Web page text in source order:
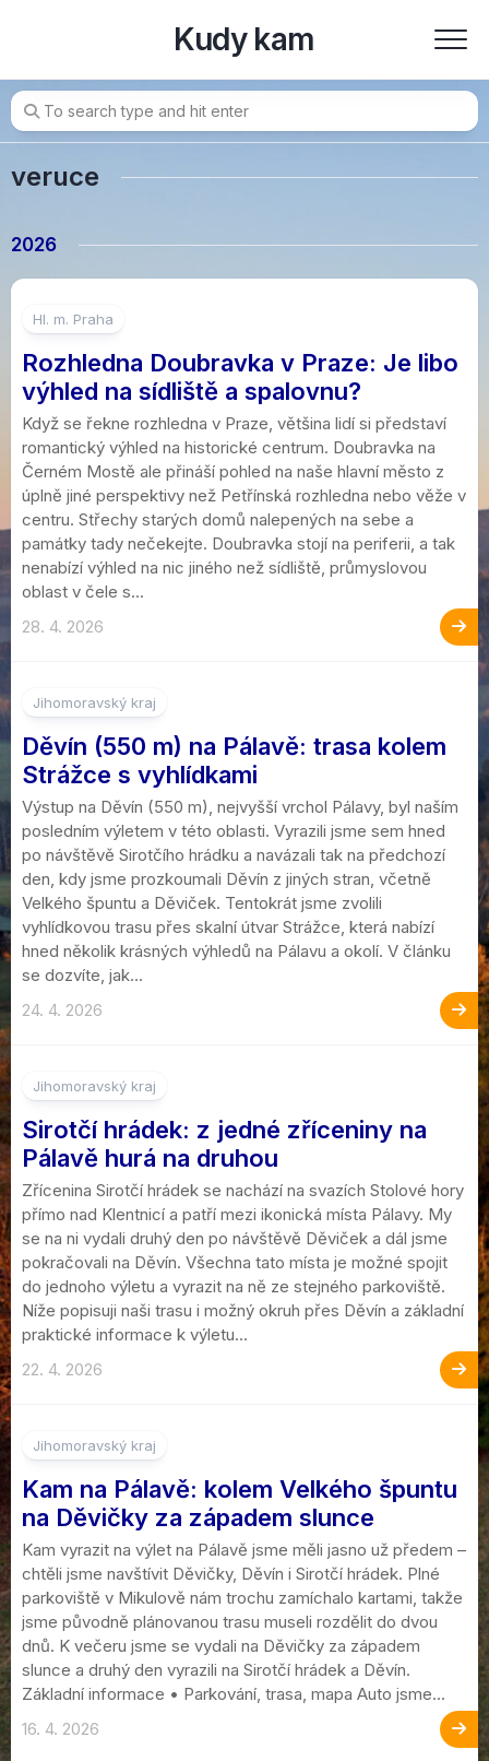
Kudy kam
veruce
2026
Hl. m. Praha
Rozhledna Doubravka v Praze: Je libo
výhled na sídliště a spalovnu?
Když se řekne rozhledna v Praze, většina lidí si představí
romantický výhled na historické centrum. Doubravka na
Černém Mostě ale přináší pohled na naše hlavní město z
úplně jiné perspektivy než Petřínská rozhledna nebo věže v
centru. Střechy starých domů nalepených na sebe a
památky tady nečekejte. Doubravka stojí na periferii, a tak
nenabízí výhled na nic jiného než sídliště, průmyslovou
oblast v čele s...
28. 4. 2026
Jihomoravský kraj
Děvín (550 m) na Pálavě: trasa kolem
Strážce s vyhlídkami
Výstup na Děvín (550 m), nejvyšší vrchol Pálavy, byl naším
posledním výletem v této oblasti. Vyrazili jsme sem hned
po návštěvě Sirotčího hrádku a navázali tak na předchozí
den, kdy jsme prozkoumali Děvín z jiných stran, včetně
Velkého špuntu a Děviček. Tentokrát jsme zvolili
vyhlídkovou trasu přes skalní útvar Strážce, která nabízí
hned několik krásných výhledů na Pálavu a okolí. V článku
se dozvíte, jak...
24. 4. 2026
Jihomoravský kraj
Sirotčí hrádek: z jedné zříceniny na
Pálavě hurá na druhou
Zřícenina Sirotčí hrádek se nachází na svazích Stolové hory
přímo nad Klentnicí a patří mezi ikonická místa Pálavy. My
se na ni vydali druhý den po návštěvě Děviček a dál jsme
pokračovali na Děvín. Všechna tato místa je možné spojit
do jednoho výletu a vyrazit na ně ze stejného parkoviště.
Níže popisuji naši trasu i možný okruh přes Děvín a základní
praktické informace k výletu...
22. 4. 2026
Jihomoravský kraj
Kam na Pálavě: kolem Velkého špuntu
na Děvičky za západem slunce
Kam vyrazit na výlet na Pálavě jsme měli jasno už předem –
chtěli jsme navštívit Děvičky, Děvín i Sirotčí hrádek. Plné
parkoviště v Mikulově nám trochu zamíchalo kartami, takže
jsme původně plánovanou trasu museli rozdělit do dvou
dnů. K večeru jsme se vydali na Děvičky za západem
slunce a druhý den vyrazili na Sirotčí hrádek a Děvín.
Základní informace • Parkování, trasa, mapa Auto jsme...
16. 4. 2026